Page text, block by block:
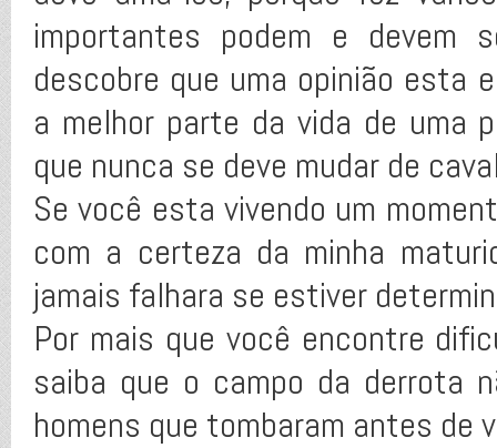
importantes podem e devem
descobre que uma opinião esta
a melhor parte da vida de uma
que nunca se deve mudar de
Se você esta vivendo um
com a certeza da minha
jamais falhara se estiver
Por mais que você encontre
saiba que o campo da derrota
homens que tombaram antes de